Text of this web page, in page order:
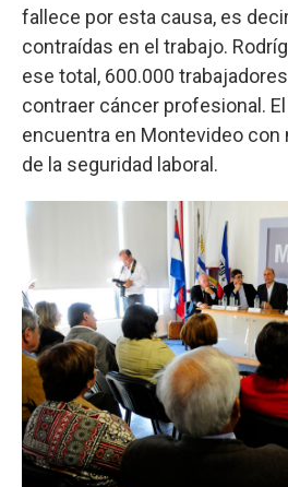
fallece por esta causa, es
contraídas en el trabajo.
ese total, 600.000
contraer cáncer profesional.
encuentra en Montevideo con
de la seguridad laboral.